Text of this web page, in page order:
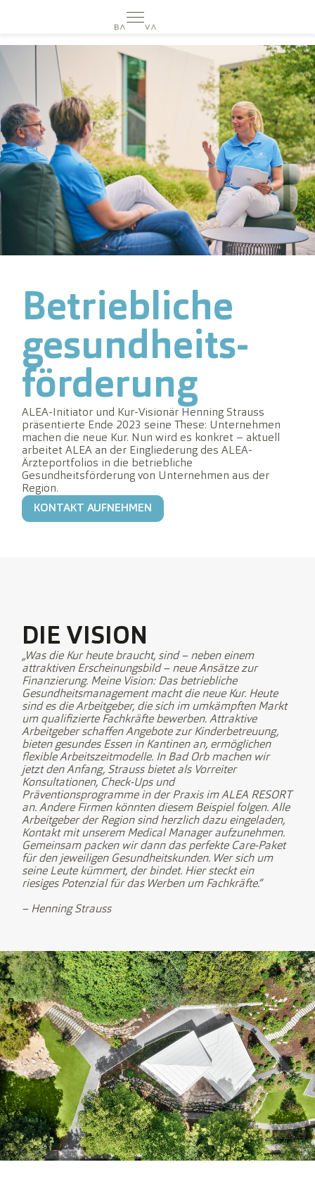
CHIRO+
VISIO+
PHYSIO+
BALNEO+
MEHR
BETRIEBLICHE
GESUNDHEITSFÖRDERUNG
CURA SILVA
FAQ
KARRIERE
DE
Betriebliche
gesundheits-
förderung
ALEA-Initiator und Kur-Visionär Henning Strauss
präsentierte Ende 2023 seine These: Unternehmen
machen die neue Kur. Nun wird es konkret – aktuell
arbeitet ALEA an der Eingliederung des ALEA-
Ärzteportfolios in die betriebliche
Gesundheitsförderung von Unternehmen aus der
Region.
KONTAKT AUFNEHMEN
DIE VISION
„Was die Kur heute braucht, sind – neben einem
attraktiven Erscheinungsbild – neue Ansätze zur
Finanzierung. Meine Vision: Das betriebliche
Gesundheitsmanagement macht die neue Kur. Heute
sind es die Arbeitgeber, die sich im umkämpften Markt
um qualifizierte Fachkräfte bewerben. Attraktive
Arbeitgeber schaffen Angebote zur Kinderbetreuung,
bieten gesundes Essen in Kantinen an, ermöglichen
flexible Arbeitszeitmodelle. In Bad Orb machen wir
jetzt den Anfang, Strauss bietet als Vorreiter
Konsultationen, Check-Ups und
Präventionsprogramme in der Praxis im ALEA RESORT
an. Andere Firmen könnten diesem Beispiel folgen. Alle
Arbeitgeber der Region sind herzlich dazu eingeladen,
Kontakt mit unserem Medical Manager aufzunehmen.
Gemeinsam packen wir dann das perfekte Care-Paket
für den jeweiligen Gesundheitskunden. Wer sich um
seine Leute kümmert, der bindet. Hier steckt ein
riesiges Potenzial für das Werben um Fachkräfte.“
– Henning Strauss